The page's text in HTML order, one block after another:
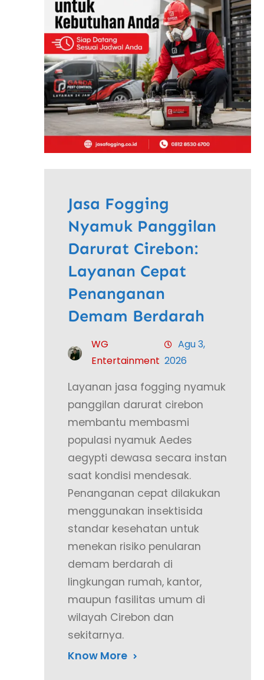
Jasa Fogging
Nyamuk Panggilan
Darurat Cirebon:
Layanan Cepat
Penanganan
Demam Berdarah
WG
Entertainment
Agu 3,
2026
Layanan jasa fogging nyamuk
panggilan darurat cirebon
membantu membasmi
populasi nyamuk Aedes
aegypti dewasa secara instan
saat kondisi mendesak.
Penanganan cepat dilakukan
menggunakan insektisida
standar kesehatan untuk
menekan risiko penularan
demam berdarah di
lingkungan rumah, kantor,
maupun fasilitas umum di
wilayah Cirebon dan
sekitarnya.
Know More